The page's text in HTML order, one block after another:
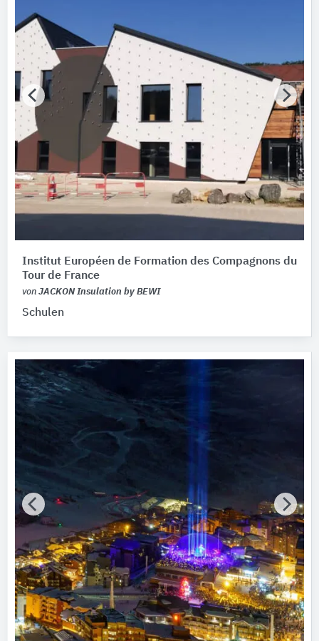
Institut Européen de Formation des Compagnons du
Tour de France
von JACKON Insulation by BEWI
Schulen